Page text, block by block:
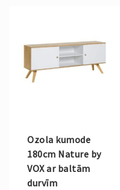
Ozola kumode
180cm Nature by
VOX ar baltām
durvīm